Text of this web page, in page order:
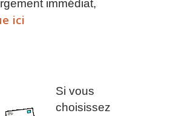
immédiat,
ici
Si vous
choisissez